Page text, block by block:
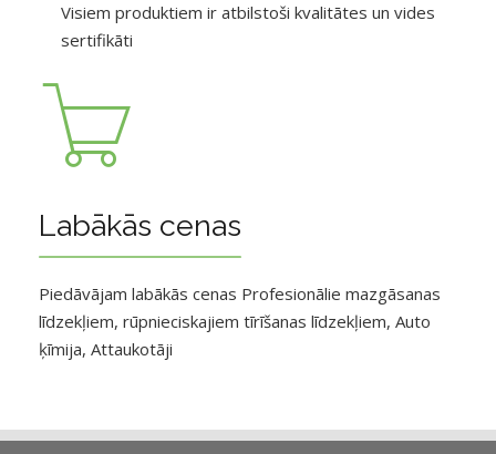
Visiem produktiem ir atbilstoši kvalitātes un vides
sertifikāti
Labākās cenas
Piedāvājam labākās cenas Profesionālie mazgāsanas
līdzekļiem, rūpnieciskajiem tīrīšanas līdzekļiem, Auto
ķīmija, Attaukotāji